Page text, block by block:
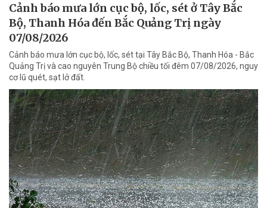
Cảnh báo mưa lớn cục bộ, lốc, sét ở Tây Bắc
Bộ, Thanh Hóa đến Bắc Quảng Trị ngày
07/08/2026
Cảnh báo mưa lớn cục bộ, lốc, sét tại Tây Bắc Bộ, Thanh Hóa - Bắc
Quảng Trị và cao nguyên Trung Bộ chiều tối đêm 07/08/2026, nguy
cơ lũ quét, sạt lở đất.